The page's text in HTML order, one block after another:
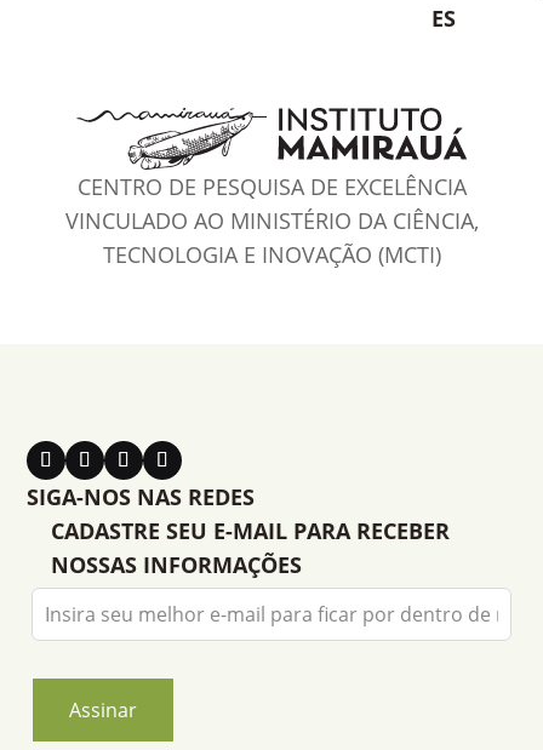
ES
CENTRO DE PESQUISA DE EXCELÊNCIA
VINCULADO AO MINISTÉRIO DA CIÊNCIA,
TECNOLOGIA E INOVAÇÃO (MCTI)
SIGA-NOS NAS REDES
CADASTRE SEU E-MAIL PARA RECEBER
NOSSAS INFORMAÇÕES
Leave
this
blank
Assinar